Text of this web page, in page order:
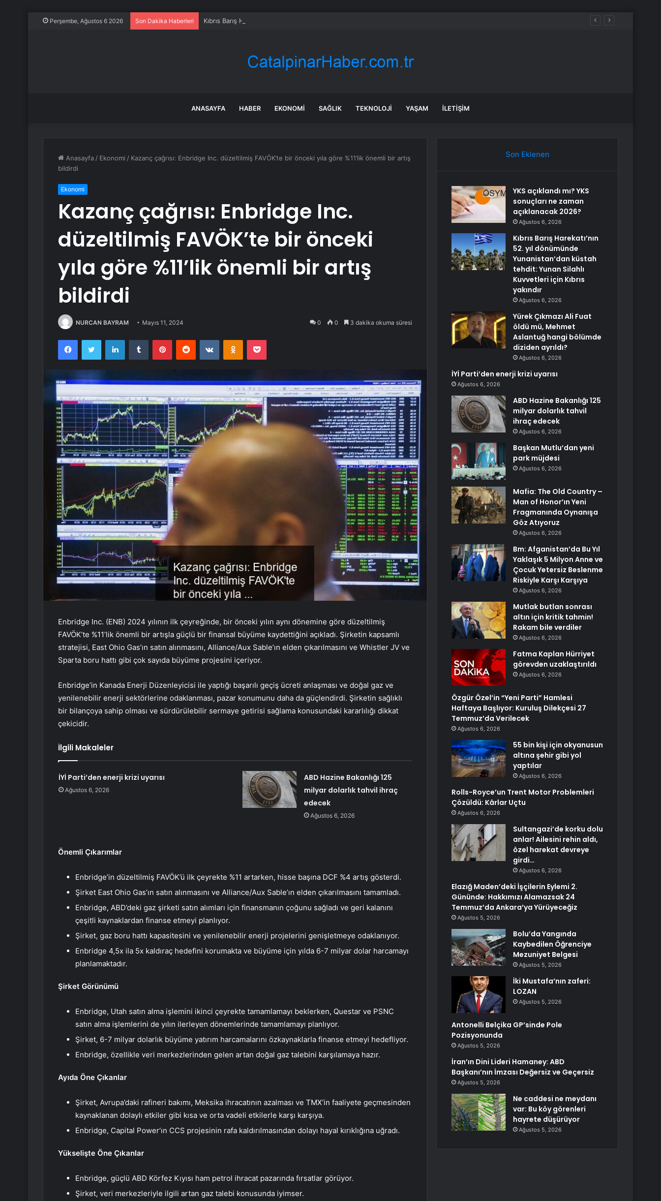
Perşembe, Ağustos 6 2026 Son Dakika Haberleri Kıbrıs Barış Harekatı’nın 52. yıl dönümünde Yunanistan’dan küstah tehdit: Yunan Silahlı Kuvvetleri için Kıbrıs yakındır
ANASAYFA HABER EKONOMI SAĞLIK TEKNOLOJI YAŞAM İLETIŞIM
Anasayfa / Ekonomi / Kazanç çağrısı: Enbridge Inc. düzeltilmiş FAVÖK’te bir önceki yıla göre %11’lik önemli bir artış
bildirdi
Ekonomi
Kazanç çağrısı: Enbridge Inc.
düzeltilmiş FAVÖK’te bir önceki
yıla göre %11’lik önemli bir artış
bildirdi
NURCAN BAYRAM Mayıs 11, 2024 0 0 3 dakika okuma süresi
FacebookTwitter LinkedInTumblr PinterestReddit VKontakteOdnoklassniki
Pocket
Enbridge Inc. (ENB) 2024 yılının ilk çeyreğinde, bir önceki yılın aynı dönemine göre düzeltilmiş
FAVÖK’te %11’lik önemli bir artışla güçlü bir finansal büyüme kaydettiğini açıkladı. Şirketin kapsamlı
stratejisi, East Ohio Gas’ın satın alınmasını, Alliance/Aux Sable’ın elden çıkarılmasını ve Whistler JV ve
Sparta boru hattı gibi çok sayıda büyüme projesini içeriyor.
Enbridge’in Kanada Enerji Düzenleyicisi ile yaptığı başarılı geçiş ücreti anlaşması ve doğal gaz ve
yenilenebilir enerji sektörlerine odaklanması, pazar konumunu daha da güçlendirdi. Şirketin sağlıklı
bir bilançoya sahip olması ve sürdürülebilir sermaye getirisi sağlama konusundaki kararlılığı dikkat
çekicidir.
İlgili Makaleler
İYİ Parti’den enerji krizi uyarısı
Ağustos 6, 2026
ABD Hazine Bakanlığı 125
milyar dolarlık tahvil ihraç
edecek
Ağustos 6, 2026
Önemli Çıkarımlar
Enbridge’in düzeltilmiş FAVÖK’ü ilk çeyrekte %11 artarken, hisse başına DCF %4 artış gösterdi.
Şirket East Ohio Gas’ın satın alınmasını ve Alliance/Aux Sable’ın elden çıkarılmasını tamamladı.
Enbridge, ABD’deki gaz şirketi satın alımları için finansmanın çoğunu sağladı ve geri kalanını
çeşitli kaynaklardan finanse etmeyi planlıyor.
Şirket, gaz boru hattı kapasitesini ve yenilenebilir enerji projelerini genişletmeye odaklanıyor.
Enbridge 4,5x ila 5x kaldıraç hedefini korumakta ve büyüme için yılda 6-7 milyar dolar harcamayı
planlamaktadır.
Şirket Görünümü
Enbridge, Utah satın alma işlemini ikinci çeyrekte tamamlamayı beklerken, Questar ve PSNC
satın alma işlemlerini de yılın ilerleyen dönemlerinde tamamlamayı planlıyor.
Şirket, 6-7 milyar dolarlık büyüme yatırım harcamalarını özkaynaklarla finanse etmeyi hedefliyor.
Enbridge, özellikle veri merkezlerinden gelen artan doğal gaz talebini karşılamaya hazır.
Ayıda Öne Çıkanlar
Şirket, Avrupa’daki rafineri bakımı, Meksika ihracatının azalması ve TMX’in faaliyete geçmesinden
kaynaklanan dolaylı etkiler gibi kısa ve orta vadeli etkilerle karşı karşıya.
Enbridge, Capital Power’ın CCS projesinin rafa kaldırılmasından dolayı hayal kırıklığına uğradı.
Yükselişte Öne Çıkanlar
Enbridge, güçlü ABD Körfez Kıyısı ham petrol ihracat pazarında fırsatlar görüyor.
Şirket, veri merkezleriyle ilgili artan gaz talebi konusunda iyimser.
Son Eklenen
YKS açıklandı mı? YKS
sonuçları ne zaman
açıklanacak 2026?
Ağustos 6, 2026
Kıbrıs Barış Harekatı’nın
52. yıl dönümünde
Yunanistan’dan küstah
tehdit: Yunan Silahlı
Kuvvetleri için Kıbrıs
yakındır
Ağustos 6, 2026
Yürek Çıkmazı Ali Fuat
öldü mü, Mehmet
Aslantuğ hangi bölümde
diziden ayrıldı?
Ağustos 6, 2026
İYİ Parti’den enerji krizi uyarısı
Ağustos 6, 2026
ABD Hazine Bakanlığı 125
milyar dolarlık tahvil
ihraç edecek
Ağustos 6, 2026
Başkan Mutlu’dan yeni
park müjdesi
Ağustos 6, 2026
Mafia: The Old Country –
Man of Honor’ın Yeni
Fragmanında Oynanışa
Göz Atıyoruz
Ağustos 6, 2026
Bm: Afganistan’da Bu Yıl
Yaklaşık 5 Milyon Anne ve
Çocuk Yetersiz Beslenme
Riskiyle Karşı Karşıya
Ağustos 6, 2026
Mutlak butlan sonrası
altın için kritik tahmin!
Rakam bile verdiler
Ağustos 6, 2026
Fatma Kaplan Hürriyet
görevden uzaklaştırıldı
Ağustos 6, 2026
Özgür Özel’in “Yeni Parti” Hamlesi
Haftaya Başlıyor: Kuruluş Dilekçesi 27
Temmuz’da Verilecek
Ağustos 6, 2026
55 bin kişi için okyanusun
altına şehir gibi yol
yaptılar
Ağustos 6, 2026
Rolls-Royce’un Trent Motor Problemleri
Çözüldü: Kârlar Uçtu
Ağustos 6, 2026
Sultangazi’de korku dolu
anlar! Ailesini rehin aldı,
özel harekat devreye
girdi…
Ağustos 6, 2026
Elazığ Maden’deki İşçilerin Eylemi 2.
Gününde: Hakkımızı Alamazsak 24
Temmuz’da Ankara’ya Yürüyeceğiz
Ağustos 5, 2026
Bolu’da Yangında
Kaybedilen Öğrenciye
Mezuniyet Belgesi
Ağustos 5, 2026
İki Mustafa’nın zaferi:
LOZAN
Ağustos 5, 2026
Antonelli Belçika GP’sinde Pole
Pozisyonunda
Ağustos 5, 2026
İran’ın Dini Lideri Hamaney: ABD
Başkanı’nın İmzası Değersiz ve Geçersiz
Ağustos 5, 2026
Ne caddesi ne meydanı
var: Bu köy görenleri
hayrete düşürüyor
Ağustos 5, 2026